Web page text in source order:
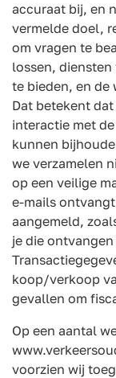
accuraat bij, en
vermelde doel,
om vragen te
lossen,
te bieden, en
Dat betekent
interactie met
kunnen
we verzamelen
op een veilige
e-mails
aangemeld,
je die
koop/verkoop
gevallen om
Op een aantal
voorzien wij